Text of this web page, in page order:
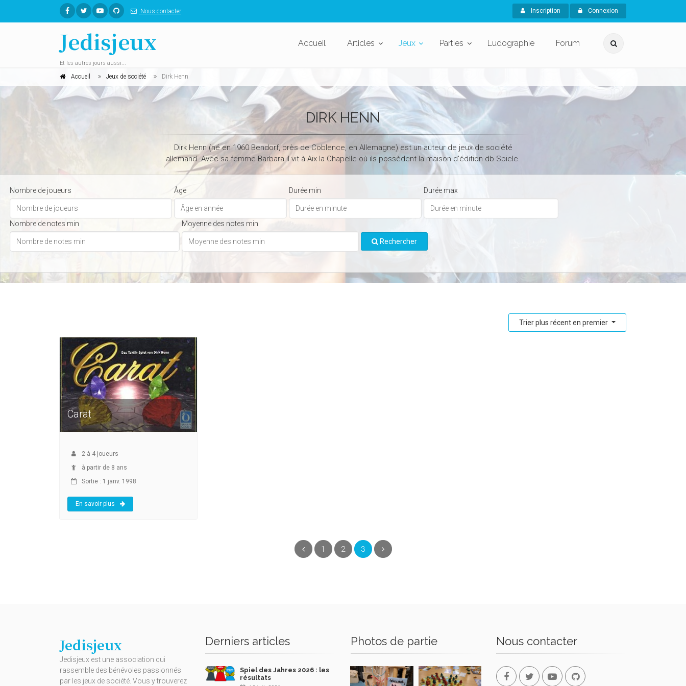
Nous contacter Inscription Connexion
Jedisjeux
Et les autres jours aussi...
Accueil Articles Jeux Parties Ludographie Forum
Accueil Jeux de société Dirk Henn
DIRK HENN
Dirk Henn (né en 1960 Bendorf, près de Coblence, en Allemagne) est un auteur de jeux de société
allemand. Avec sa femme Barbara il vit à Aix-la-Chapelle où ils possèdent la maison d'édition db-Spiele.
Nombre de joueurs Âge Durée min Durée max
Nombre de notes min Moyenne des notes min
Rechercher
Trier plus récent en premier
Carat
2 à 4 joueurs
à partir de 8 ans
Sortie : 1 janv. 1998
En savoir plus
Précédent
1 2 3(current)Suivant
Jedisjeux
Jedisjeux est une association qui
rassemble des bénévoles passionnés
par les jeux de société. Vous y trouverez
Derniers articles
Spiel des Jahres 2026 : les
résultats
Photos de partie Nous contacter